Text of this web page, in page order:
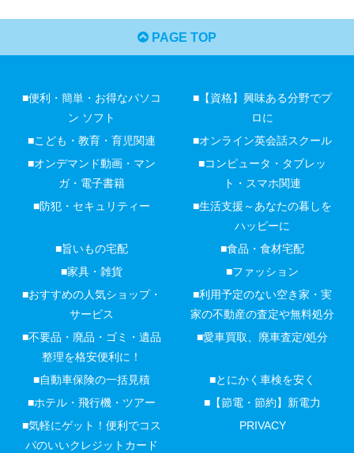
PAGE TOP
■便利・簡単・お得なパソコ
ン ソフト
■【資格】興味ある分野でプ
ロに
■こども・教育・育児関連
■オンライン英会話スクール
■オンデマンド動画・マン
ガ・電子書籍
■コンピュータ・タブレッ
ト・スマホ関連
■防犯・セキュリティー
■生活支援～あなたの暮しを
ハッピーに
■旨いもの宅配
■食品・食材宅配
■家具・雑貨
■ファッション
■おすすめの人気ショップ・
サービス
■利用予定のない空き家・実
家の不動産の査定や無料処分
■不要品・廃品・ゴミ・遺品
整理を格安便利に！
■愛車買取、廃車査定/処分
■自動車保険の一括見積
■とにかく車検を安く
■ホテル・飛行機・ツアー
■【節電・節約】新電力
■気軽にゲット！便利でコス
パのいいクレジットカード
PRIVACY